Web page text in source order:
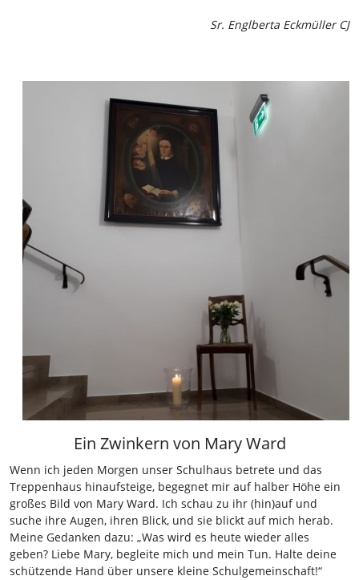
Sr. Englberta Eckmüller CJ
Ein Zwinkern von Mary Ward
Wenn ich jeden Morgen unser Schulhaus betrete und das
Treppenhaus hinaufsteige, begegnet mir auf halber Höhe ein
großes Bild von Mary Ward. Ich schau zu ihr (hin)auf und
suche ihre Augen, ihren Blick, und sie blickt auf mich herab.
Meine Gedanken dazu: „Was wird es heute wieder alles
geben? Liebe Mary, begleite mich und mein Tun. Halte deine
schützende Hand über unsere kleine Schulgemeinschaft!“